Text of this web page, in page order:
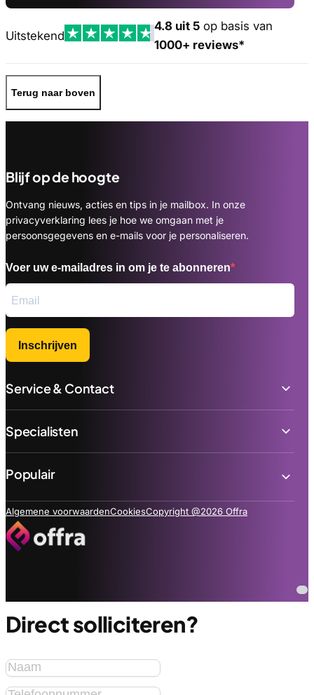
Uitstekend
4.8 uit 5 op basis van
1000+ reviews*
Terug naar boven
Blijf op de hoogte
Ontvang nieuws, acties en tips in je mailbox. In onze
privacyverklaring lees je hoe we omgaan met je
persoonsgegevens en e-mails voor je personaliseren.
Voer uw e-mailadres in om je te abonneren
Inschrijven
Service & Contact
Specialisten
Populair
Algemene voorwaardenCookiesCopyright @2026 Offra
Direct solliciteren?